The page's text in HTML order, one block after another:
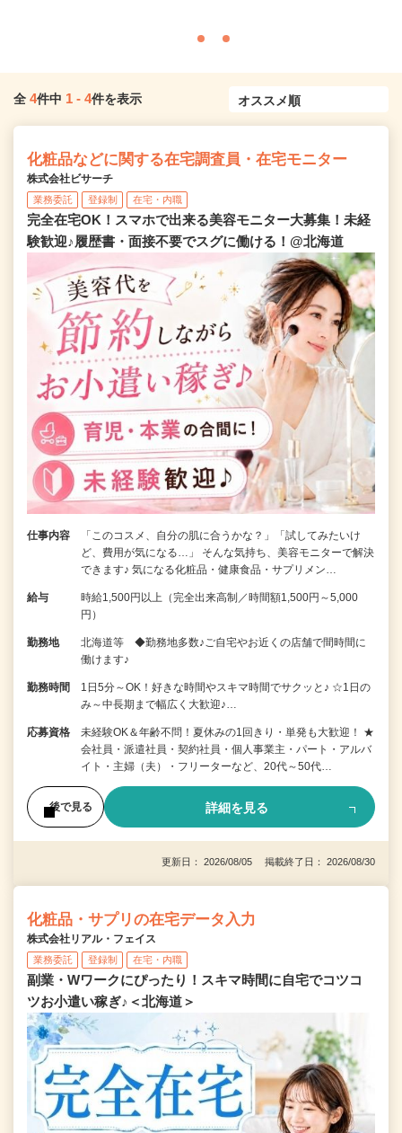
全 4件中 1 - 4件を表示
化粧品などに関する在宅調査員・在宅モニター
株式会社ビサーチ
業務委託 登録制 在宅・内職
完全在宅OK！スマホで出来る美容モニター大募集！未経
験歓迎♪履歴書・面接不要でスグに働ける！@北海道
仕事内容
「このコスメ、自分の肌に合うかな？」「試してみたいけ
ど、費用が気になる…」 そんな気持ち、美容モニターで解決
できます♪ 気になる化粧品・健康食品・サプリメン…
給与
時給1,500円以上（完全出来高制／時間額1,500円～5,000
円）
勤務地
北海道等 ◆勤務地多数♪ご自宅やお近くの店舗で間時間に
働けます♪
勤務時間
1日5分～OK！好きな時間やスキマ時間でサクッと♪ ☆1日の
み～中長期まで幅広く大歓迎♪…
応募資格
未経験OK＆年齢不問！夏休みの1回きり・単発も大歓迎！ ★
会社員・派遣社員・契約社員・個人事業主・パート・アルバ
イト・主婦（夫）・フリーターなど、20代～50代…
後で見る 詳細を見る
更新日： 2026/08/05 掲載終了日： 2026/08/30
化粧品・サプリの在宅データ入力
株式会社リアル・フェイス
業務委託 登録制 在宅・内職
副業・Wワークにぴったり！スキマ時間に自宅でコツコ
ツお小遣い稼ぎ♪＜北海道＞